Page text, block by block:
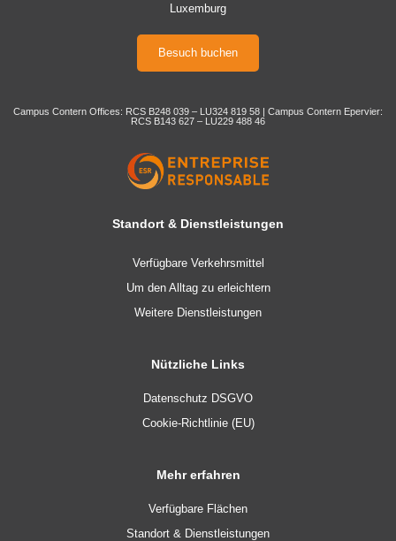
Luxemburg
Besuch buchen
Campus Contern Offices: RCS B248 039 – LU324 819 58 | Campus Contern Epervier:
RCS B143 627 – LU229 488 46
Standort & Dienstleistungen
Verfügbare Verkehrsmittel
Um den Alltag zu erleichtern
Weitere Dienstleistungen
Nützliche Links
Datenschutz DSGVO
Cookie-Richtlinie (EU)
Mehr erfahren
Verfügbare Flächen
Standort & Dienstleistungen